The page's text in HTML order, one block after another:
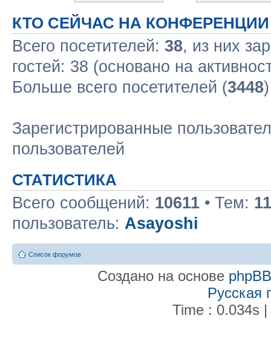
КТО СЕЙЧАС НА КОНФЕРЕНЦИИ
Всего посетителей: 38, из них
гостей: 38 (основано на
Больше всего посетителей (3448
Зарегистрированные
пользователей
СТАТИСТИКА
Всего сообщений: 10611 • Тем:
пользователь: Asayoshi
Список форумов
Создано на основе phpBB
Русская
Time : 0.034s